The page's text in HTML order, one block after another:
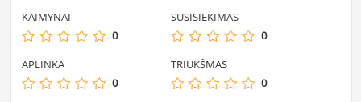
KAIMYNAI
0
SUSISIEKIMAS
0
APLINKA
0
TRIUKŠMAS
0